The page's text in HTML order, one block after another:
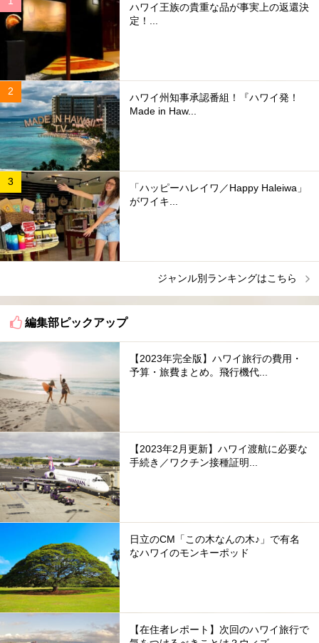
ハワイ王族の貴重な品が事実上の返還決
定！...
ハワイ州知事承認番組！『ハワイ発！
Made in Haw...
「ハッピーハレイワ／Happy Haleiwa」
がワイキ...
ジャンル別ランキングはこちら
編集部ピックアップ
【2023年完全版】ハワイ旅行の費用・
予算・旅費まとめ。飛行機代...
【2023年2月更新】ハワイ渡航に必要な
手続き／ワクチン接種証明...
日立のCM「この木なんの木♪」で有名
なハワイのモンキーポッド
【在住者レポート】次回のハワイ旅行で